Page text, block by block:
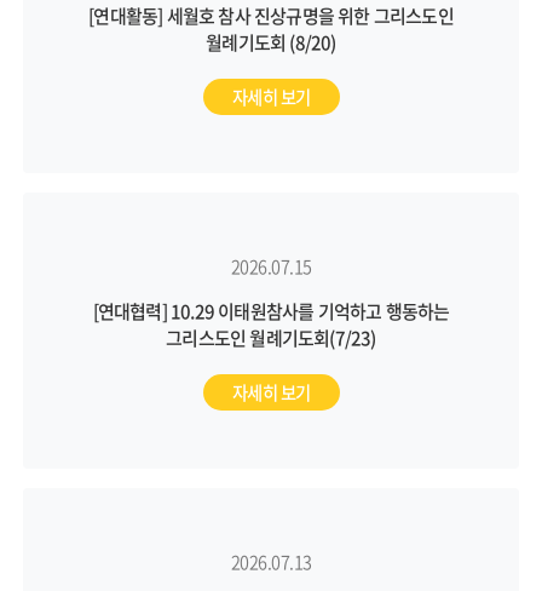
[연대활동] 세월호 참사 진상규명을 위한 그리스도인
월례기도회 (8/20)
자세히 보기
2026.07.15
[연대협력] 10.29 이태원참사를 기억하고 행동하는
그리스도인 월례기도회(7/23)
자세히 보기
2026.07.13